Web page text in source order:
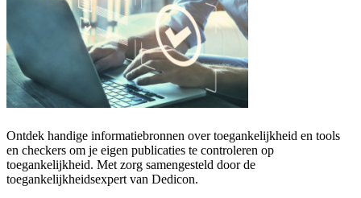
Ontdek handige informatiebronnen over toegankelijkheid en tools
en checkers om je eigen publicaties te controleren op
toegankelijkheid. Met zorg samengesteld door de
toegankelijkheidsexpert van Dedicon.